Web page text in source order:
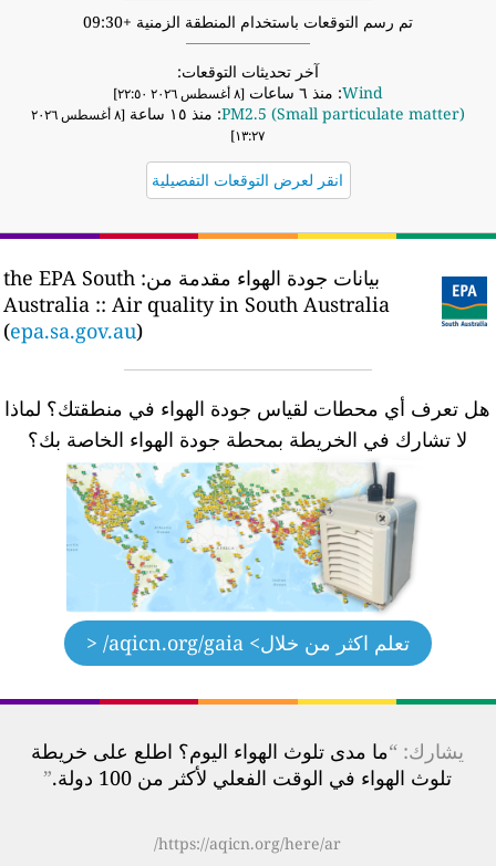
تم رسم التوقعات باستخدام المنطقة الزمنية +09:30
آخر تحديثات التوقعات:
Wind: منذ ٦ ساعات
PM2.5 (Small particulate matter): منذ ١٥ ساعة
[٨ أغسطس ٢٠٢٦
١٣:٢٧]
انقر لعرض التوقعات التفصيلية
بيانات جودة الهواء مقدمة من: the EPA South
Australia :: Air quality in South Australia
(epa.sa.gov.au)
هل تعرف أي محطات لقياس جودة الهواء في منطقتك؟ لماذا
لا تشارك في الخريطة بمحطة جودة الهواء الخاصة بك؟
تعلم اكثر من خلال > aqicn.org/gaia/ <
يشارك: “ما مدى تلوث الهواء اليوم؟ اطلع على خريطة
تلوث الهواء في الوقت الفعلي لأكثر من 100 دولة.
”
https://aqicn.org/here/ar/